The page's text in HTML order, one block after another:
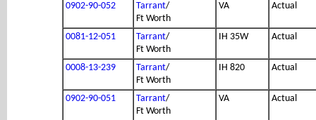
0902-90-052 Tarrant/
Ft Worth
VA Actual
0081-12-051 Tarrant/
Ft Worth
IH 35W Actual
0008-13-239 Tarrant/
Ft Worth
IH 820 Actual
0902-90-051 Tarrant/
Ft Worth
VA Actual